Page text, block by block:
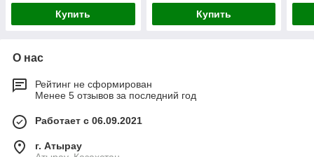
Купить Купить
О нас
Рейтинг не сформирован
Менее 5 отзывов за последний год
Работает с 06.09.2021
г. Атырау